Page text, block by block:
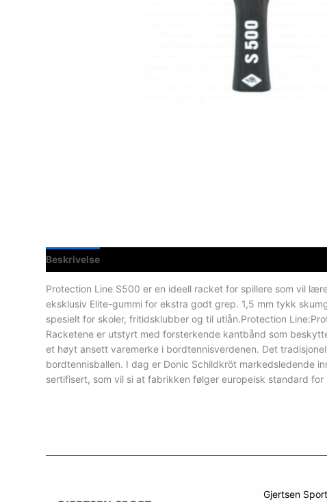
Beskrivelse
Protection Line S500 er en ideell racket for spillere som vil
eksklusiv Elite-gummi for ekstra godt grep. 1,5 mm tykk
spesielt for skoler, fritidsklubber og til utlån.Protection
Racketene er utstyrt med forsterkende kantbånd som
et høyt ansett varemerke i bordtennisverdenen. Det
bordtennisballen. I dag er Donic Schildkröt markedsledende
sertifisert, som vil si at fabrikken følger europeisk standard for
Gjertsen